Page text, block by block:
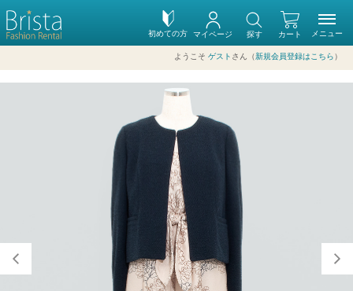
初めての方 カート
マイページ 探す
ようこそ ゲスト さん（新規会員登録はこちら ）
メニュー